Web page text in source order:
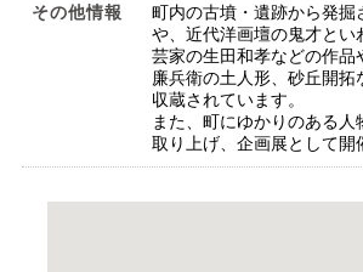
その他情報
町内の古墳・遺跡から発掘
や、近代洋画壇の鬼才とい
芸家の生田和孝などの作品
廉兵衛の土人形、砂丘開拓
収蔵されています。
また、町にゆかりのある
取り上げ、企画展として開